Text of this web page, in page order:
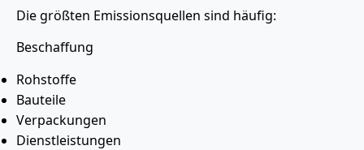
Die größten Emissionsquellen sind häufig:
Beschaffung
Rohstoffe
Bauteile
Verpackungen
Dienstleistungen